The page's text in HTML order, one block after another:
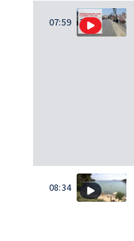
07:59
08:34